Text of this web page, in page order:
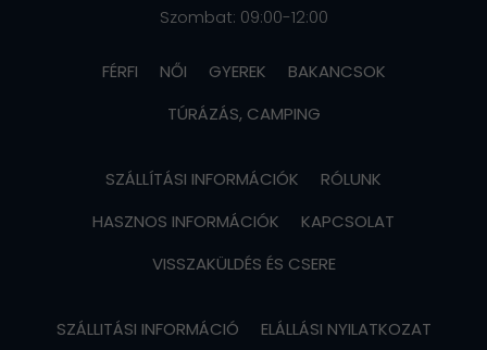
Szombat: 09:00-12:00
FÉRFI NŐI GYEREK
BAKANCSOK
TÚRÁZÁS, CAMPING
SZÁLLÍTÁSI INFORMÁCIÓK
RÓLUNK
HASZNOS INFORMÁCIÓK
KAPCSOLAT
VISSZAKÜLDÉS ÉS CSERE
SZÁLLITÁSI INFORMÁCIÓ ELÁLLÁSI NYILATKOZAT